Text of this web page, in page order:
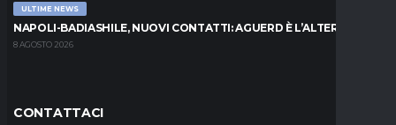
ULTIME NEWS
NAPOLI-BADIASHILE, NUOVI CONTATTI: AGUERD È L’ALTERNATIVA
8 AGOSTO 2026
CONTATTACI